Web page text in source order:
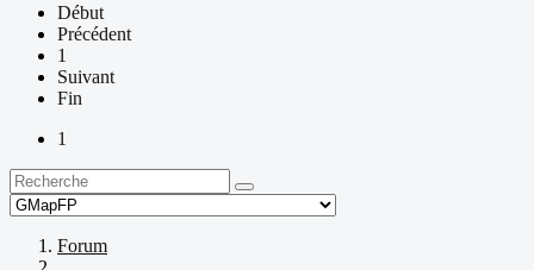
Début
Précédent
1
Suivant
Fin
1
Forum